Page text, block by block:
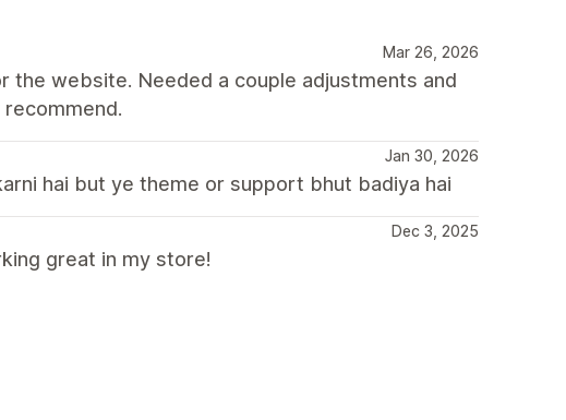
Mar 26, 2026
the website. Needed a couple adjustments and
Jan 30, 2026
hai but ye theme or support bhut badiya hai
Dec 3, 2025
great in my store!